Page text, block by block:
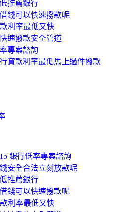
推薦銀行
錢可以快速撥款呢
利率最低又快
速撥款安全管道
專案諮詢
貸款利率最低馬上過件撥款
銀行低率專案諮詢
安全合法立刻放款呢
推薦銀行
錢可以快速撥款呢
利率最低又快